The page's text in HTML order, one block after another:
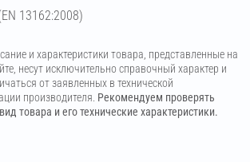
13162:2008)
и характеристики товара, представленные на
несут исключительно справочный характер и
от заявленных в технической
производителя. Рекомендуем проверять
товара и его технические характеристики.